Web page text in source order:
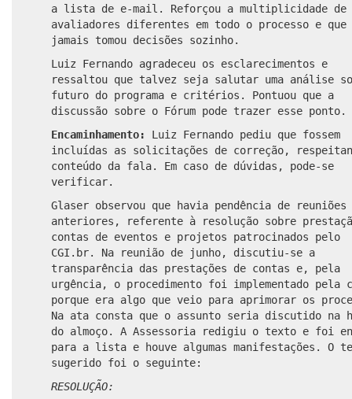
a lista de e-mail. Reforçou a multiplicidade de
avaliadores diferentes em todo o processo e que
jamais tomou decisões sozinho.
Luiz Fernando agradeceu os esclarecimentos e
ressaltou que talvez seja salutar uma análise
futuro do programa e critérios. Pontuou que a
discussão sobre o Fórum pode trazer esse ponto.
Encaminhamento: Luiz Fernando pediu que fossem
incluídas as solicitações de correção,
conteúdo da fala. Em caso de dúvidas, pode-se
verificar.
Glaser observou que havia pendência de reuniões
anteriores, referente à resolução sobre
contas de eventos e projetos patrocinados pelo
CGI.br. Na reunião de junho, discutiu-se a
transparência das prestações de contas e, pela
urgência, o procedimento foi implementado pela
porque era algo que veio para aprimorar os
Na ata consta que o assunto seria discutido na
do almoço. A Assessoria redigiu o texto e foi
para a lista e houve algumas manifestações. O
sugerido foi o seguinte:
RESOLUÇÃO: